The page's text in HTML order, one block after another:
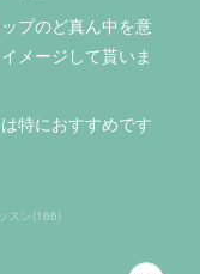
プのど真ん中を意
メージして貰いま
特におすすめです
スン(166)